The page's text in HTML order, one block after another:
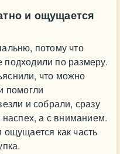
и ощущается
потому что
по размеру.
что можно
помогли
и собрали, сразу
наспех, а с вниманием.
как часть